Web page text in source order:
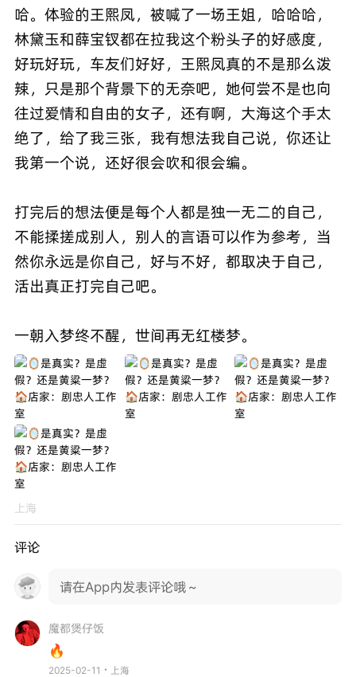
哈。体验的王熙凤，被喊了一场王姐，哈哈哈，
林黛玉和薛宝钗都在拉我这个粉头子的好感度，
好玩好玩，车友们好好，王熙凤真的不是那么泼
辣，只是那个背景下的无奈吧，她何尝不是也向
往过爱情和自由的女子，还有啊，大海这个手太
绝了，给了我三张，我有想法我自己说，你还让
我第一个说，还好很会吹和很会编。
打完后的想法便是每个人都是独一无二的自己，
不能揉搓成别人，别人的言语可以作为参考，当
然你永远是你自己，好与不好，都取决于自己，
活出真正打完自己吧。
一朝入梦终不醒，世间再无红楼梦。
上海
评论
请在App内发表评论哦～
魔都煲仔饭
🔥
2025-02-11・上海